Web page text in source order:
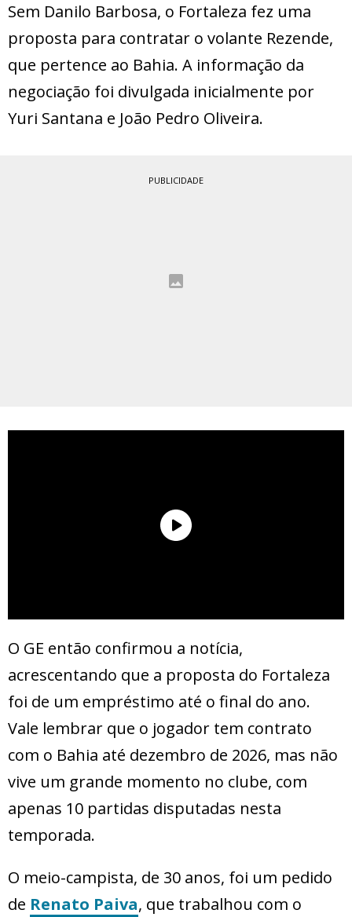
Sem Danilo Barbosa, o Fortaleza fez uma
proposta para contratar o volante Rezende,
que pertence ao Bahia. A informação da
negociação foi divulgada inicialmente por
Yuri Santana e João Pedro Oliveira.
PUBLICIDADE
O GE então confirmou a notícia,
acrescentando que a proposta do Fortaleza
foi de um empréstimo até o final do ano.
Vale lembrar que o jogador tem contrato
com o Bahia até dezembro de 2026, mas não
vive um grande momento no clube, com
apenas 10 partidas disputadas nesta
temporada.
O meio-campista, de 30 anos, foi um pedido
de Renato Paiva, que trabalhou com o